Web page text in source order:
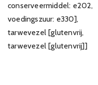
conserveermiddel: e202,
voedingszuur: e330],
tarwevezel [glutenvrij,
tarwevezel [glutenvrij]]